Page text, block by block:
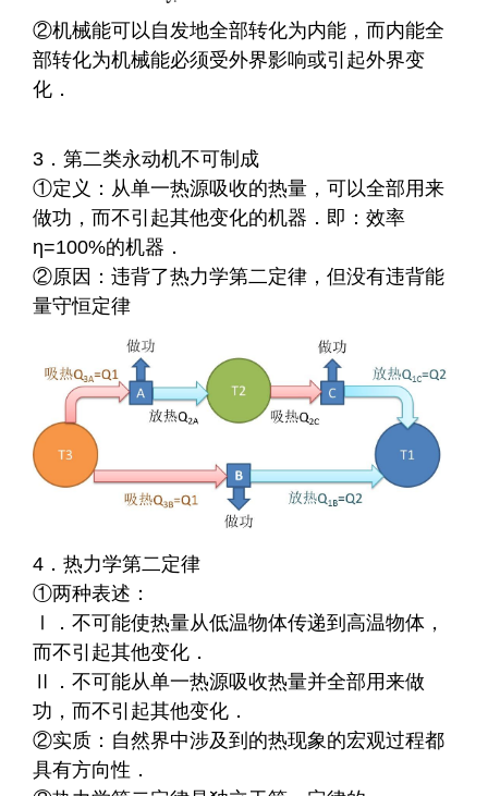
②机械能可以自发地全部转化为内能，而内能全
部转化为机械能必须受外界影响或引起外界变
化．
3．第二类永动机不可制成
①定义：从单一热源吸收的热量，可以全部用来
做功，而不引起其他变化的机器．即：效率
η=100%的机器．
②原因：违背了热力学第二定律，但没有违背能
量守恒定律
4．热力学第二定律
①两种表述：
Ⅰ．不可能使热量从低温物体传递到高温物体，
而不引起其他变化．
Ⅱ．不可能从单一热源吸收热量并全部用来做
功，而不引起其他变化．
②实质：自然界中涉及到的热现象的宏观过程都
具有方向性．